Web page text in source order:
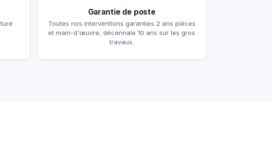
Garantie de poste
Toutes nos interventions garanties 2 ans pièces
et main-d'œuvre, décennale 10 ans sur les gros
travaux.